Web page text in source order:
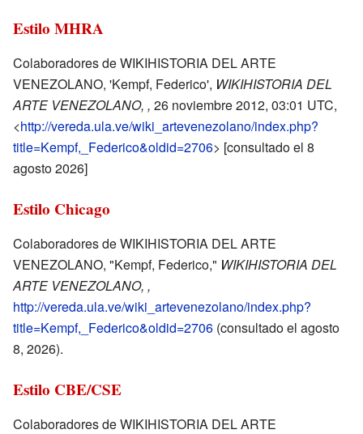
Estilo MHRA
Colaboradores de WIKIHISTORIA DEL ARTE
VENEZOLANO, 'Kempf, Federico', WIKIHISTORIA DEL
ARTE VENEZOLANO, , 26 noviembre 2012, 03:01 UTC,
<http://vereda.ula.ve/wiki_artevenezolano/index.php?
title=Kempf,_Federico&oldid=2706> [consultado el 8
agosto 2026]
Estilo Chicago
Colaboradores de WIKIHISTORIA DEL ARTE
VENEZOLANO, "Kempf, Federico," WIKIHISTORIA DEL
ARTE VENEZOLANO, ,
http://vereda.ula.ve/wiki_artevenezolano/index.php?
title=Kempf,_Federico&oldid=2706 (consultado el agosto
8, 2026).
Estilo CBE/CSE
Colaboradores de WIKIHISTORIA DEL ARTE